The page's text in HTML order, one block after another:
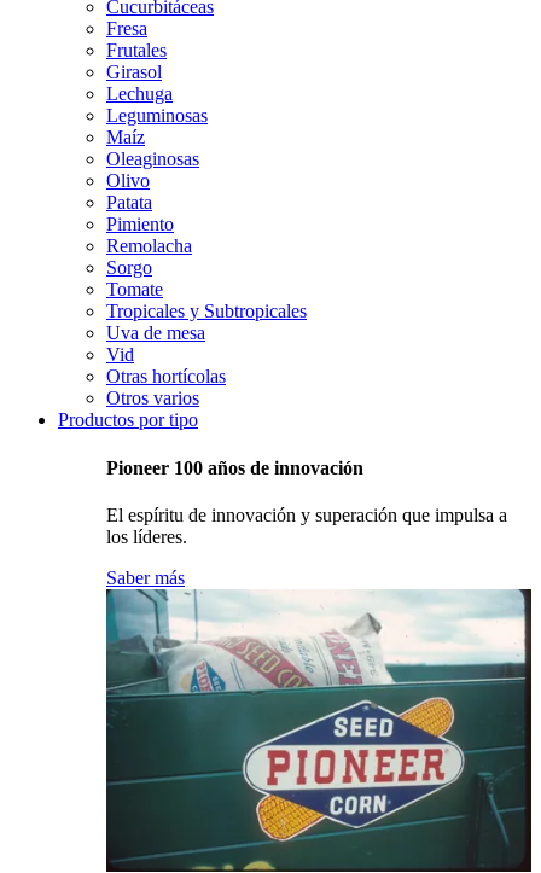
Cucurbitáceas
Fresa
Frutales
Girasol
Lechuga
Leguminosas
Maíz
Oleaginosas
Olivo
Patata
Pimiento
Remolacha
Sorgo
Tomate
Tropicales y Subtropicales
Uva de mesa
Vid
Otras hortícolas
Otros varios
Productos por tipo
Pioneer 100 años de innovación
El espíritu de innovación y superación que impulsa a
los líderes.
Saber más